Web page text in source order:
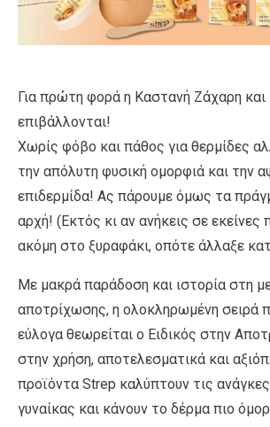
Για πρώτη φορά η Καστανή Ζάχαρη
επιβάλλονται!
Χωρίς φόβο και πάθος για θερμίδες
την απόλυτη φυσική ομορφιά και την
επιδερμίδα! Ας πάρουμε όμως τα
αρχή! (Εκτός κι αν ανήκεις σε εκείνες
ακόμη στο ξυραφάκι, οπότε άλλαξε
Με μακρά παράδοση και ιστορία στη
αποτρίχωσης, η ολοκληρωμένη σειρά
εύλογα θεωρείται ο Ειδικός στην
στην χρήση, αποτελεσματικά και
προϊόντα Strep καλύπτουν τις
γυναίκας και κάνουν το δέρμα πιο